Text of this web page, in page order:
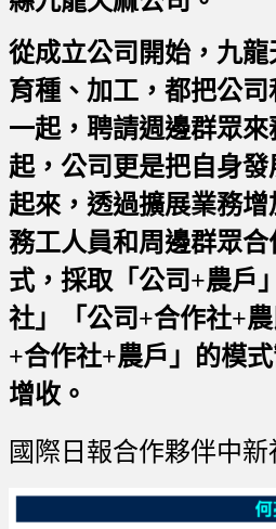
從成立公司開始，九龍
育種、加工，都把公
一起，聘請週邊群眾來
起，公司更是把自身
起來，透過擴展業務
務工人員和周邊群眾
式，採取「公司+農戶
社」「公司+合作社+
+合作社+農戶」的模
增收。
國際日報合作夥伴中